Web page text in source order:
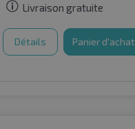
Livraison gratuite
Détails Panier d'achat